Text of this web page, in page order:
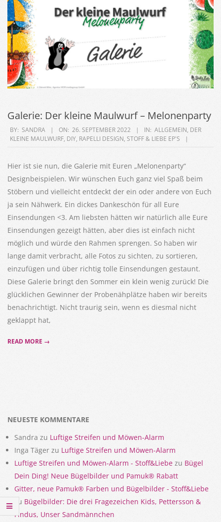
Galerie: Der kleine Maulwurf – Melonenparty
2022-
09-
BY: SANDRA ON: 26. SEPTEMBER 2022 IN: ALLGEMEIN, DER
KLEINE MAULWURF, DIY, RAPELLI DESIGN, STOFF & LIEBE EP'S
Hier ist sie nun, die Galerie mit Euren „Melonenparty“
Designbeispielen. Wir wünschen Euch ganz viel Spaß beim
Stöbern und vielleicht entdeckt der ein oder andere von Euch
ja sein Nähwerk. Ein dickes Dankeschön für all Eure
Einsendungen <3. Am liebsten hätten wir natürlich alle Eure
Einsendungen gezeigt hätten, aber dies ist einfach nicht
möglich und würde den Rahmen sprengen. So haben wir
lange damit verbracht, alle Fotos zu sichten, zu sortieren,
einzufügen und über richtig tolle Einsendungen gestaunt.
Diese Galerie bringt den Sommer ein klein wenig zurück! Die
glücklichen Gewinner der Probenähplätze haben wir bereits
benachrichtigt. Nicht traurig sein, wenn es diesmal nicht
geklappt hat,
READ MORE →
NEUESTE KOMMENTARE
Sandra zu Luftige Streifen und Möwen-Alarm
Inga Täger zu Luftige Streifen und Möwen-Alarm
Luftige Streifen und Möwen-Alarm - Stoff&Liebe zu Bügel
Dein Ding! Neue Bügelbilder und Pamuk® Rabatt
Gitter, neue Pamuk® Farben und Bügelbilder - Stoff&Liebe
zu Bügelbilder: Die drei Fragezeichen Kids, Pettersson &
Findus, Unser Sandmännchen